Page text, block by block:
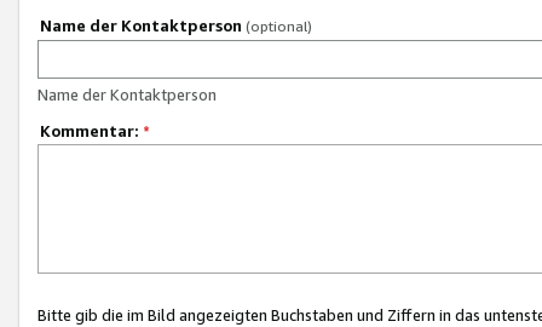
Name der Kontaktperson (optional)
Name der Kontaktperson
Kommentar: *
Bitte gib die im Bild angezeigten Buchstaben und Ziffern in das